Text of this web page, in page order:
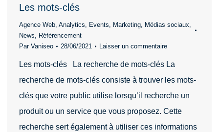
Les mots-clés
Agence Web, Analytics, Events, Marketing, Médias sociaux,
News, Référencement
Par Vaniseo 28/06/2021 Laisser un commentaire
Les mots-clés La recherche de mots-clés La
recherche de mots-clés consiste à trouver les mots-
clés que votre public utilise lorsqu’il recherche un
produit ou un service que vous proposez. Cette
recherche sert également à utiliser ces informations